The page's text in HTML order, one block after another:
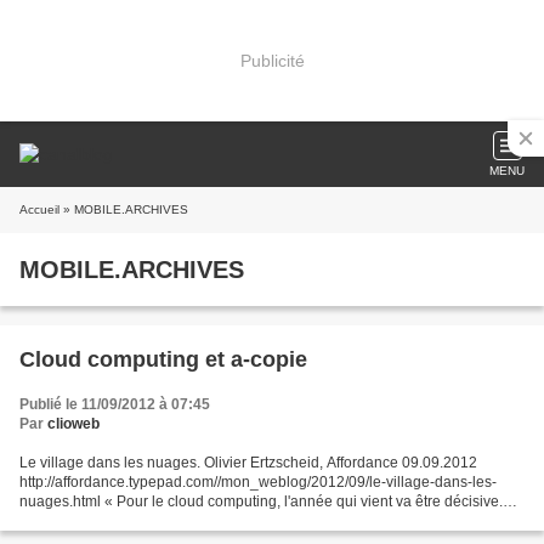
Publicité
MENU
Accueil » MOBILE.ARCHIVES
MOBILE.ARCHIVES
Cloud computing et a-copie
Publié le 11/09/2012 à 07:45
Par clioweb
Le village dans les nuages. Olivier Ertzscheid, Affordance 09.09.2012
http://affordance.typepad.com//mon_weblog/2012/09/le-village-dans-les-
nuages.html « Pour le cloud computing, l'année qui vient va être décisive.